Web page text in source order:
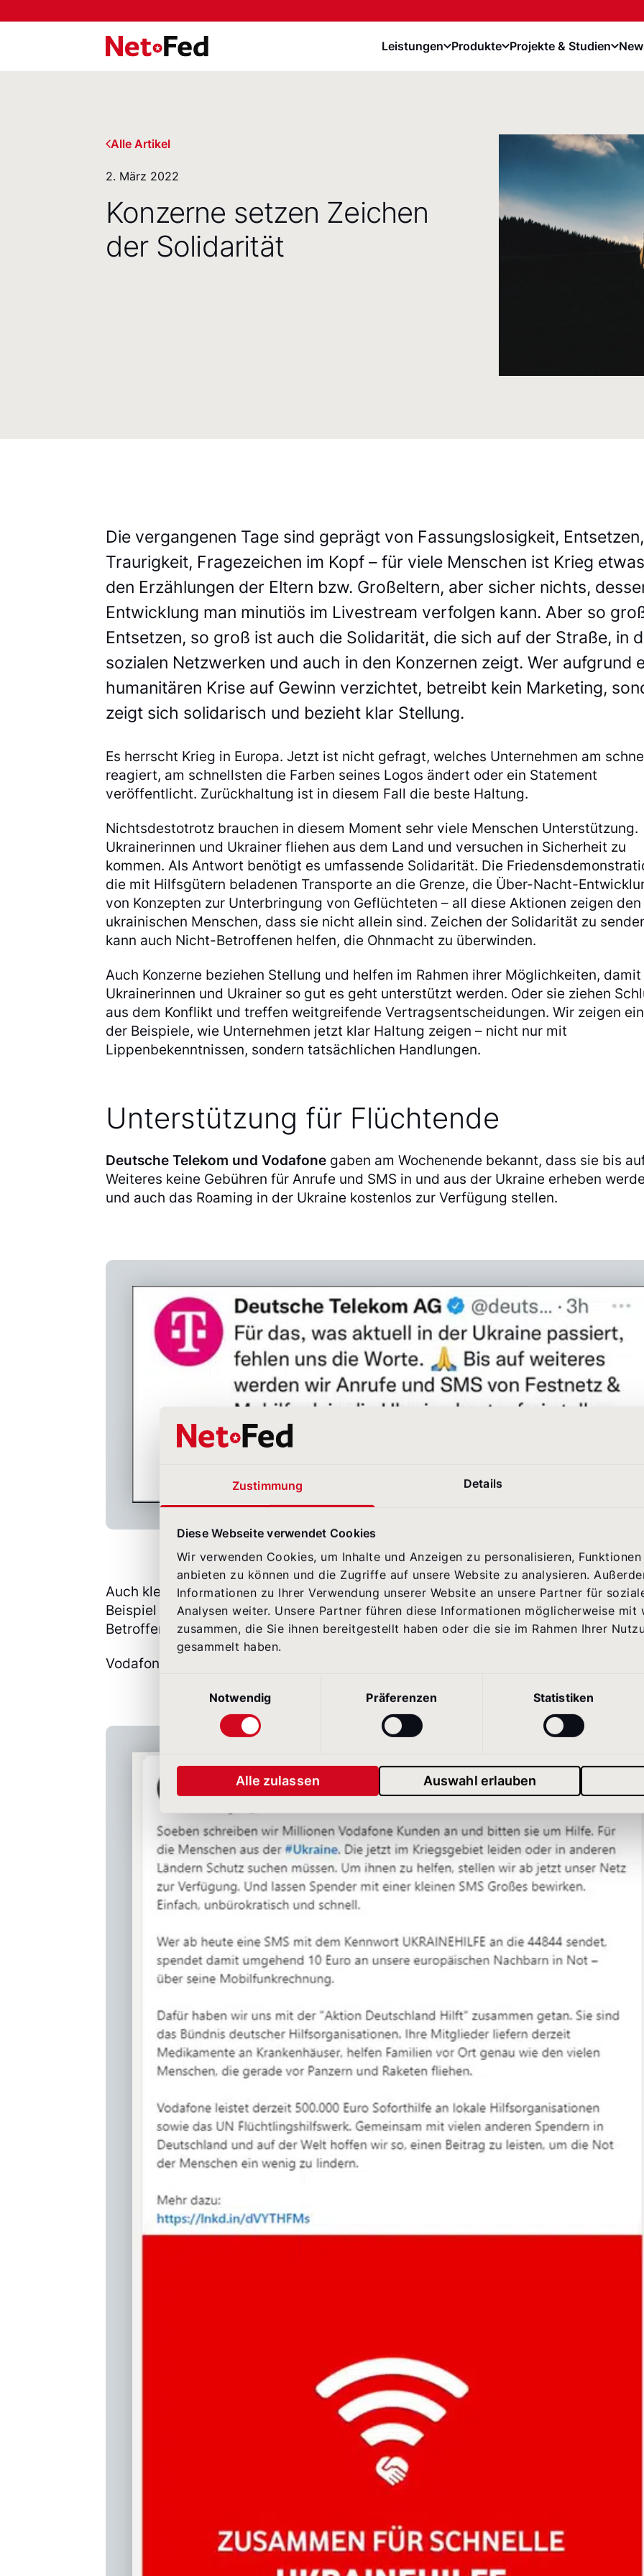
Zustimmung Details
Diese Webseite verwendet Cookies
Wir verwenden Cookies, um Inhalte und Anzeigen zu personalisieren,
anbieten zu können und die Zugriffe auf unsere Website zu analysieren.
Informationen zu Ihrer Verwendung unserer Website an unsere Partner für
Analysen weiter. Unsere Partner führen diese Informationen möglicherweise mit
zusammen, die Sie ihnen bereitgestellt haben oder die sie im Rahmen Ihrer
gesammelt haben.
Notwendig
Präferenzen Statistiken
Auswahl erlauben
Alle zulassen
NetFederation GmbH
Leistungen Produkte Projekte & Studien
Alle Artikel
2. März 2022
Konzerne setzen Zeichen
der Solidarität
Die vergangenen Tage sind geprägt von Fassungslosigkeit, Entsetzen,
Traurigkeit, Fragezeichen im Kopf – für viele Menschen ist Krieg
den Erzählungen der Eltern bzw. Großeltern, aber sicher nichts,
Entwicklung man minutiös im Livestream verfolgen kann. Aber so
Entsetzen, so groß ist auch die Solidarität, die sich auf der Straße, in
sozialen Netzwerken und auch in den Konzernen zeigt. Wer aufgrund
humanitären Krise auf Gewinn verzichtet, betreibt kein Marketing,
zeigt sich solidarisch und bezieht klar Stellung.
Es herrscht Krieg in Europa. Jetzt ist nicht gefragt, welches Unternehmen am
reagiert, am schnellsten die Farben seines Logos ändert oder ein Statement
veröffentlicht. Zurückhaltung ist in diesem Fall die beste Haltung.
Nichtsdestotrotz brauchen in diesem Moment sehr viele Menschen Unterstützung.
Ukrainerinnen und Ukrainer fliehen aus dem Land und versuchen in Sicherheit zu
kommen. Als Antwort benötigt es umfassende Solidarität. Die
die mit Hilfsgütern beladenen Transporte an die Grenze, die Über-Nacht-
von Konzepten zur Unterbringung von Geflüchteten – all diese Aktionen zeigen den
ukrainischen Menschen, dass sie nicht allein sind. Zeichen der Solidarität zu
kann auch Nicht-Betroffenen helfen, die Ohnmacht zu überwinden.
Auch Konzerne beziehen Stellung und helfen im Rahmen ihrer Möglichkeiten, damit
Ukrainerinnen und Ukrainer so gut es geht unterstützt werden. Oder sie ziehen
aus dem Konflikt und treffen weitgreifende Vertragsentscheidungen. Wir zeigen
der Beispiele, wie Unternehmen jetzt klar Haltung zeigen – nicht nur mit
Lippenbekenntnissen, sondern tatsächlichen Handlungen.
Unterstützung für Flüchtende
Deutsche Telekom und Vodafone gaben am Wochenende bekannt, dass sie bis
Weiteres keine Gebühren für Anrufe und SMS in und aus der Ukraine erheben
und auch das Roaming in der Ukraine kostenlos zur Verfügung stellen.
Auch kleinere Telefonanbieter setzen Zeichen der Solidarität und ermöglichen zum
Beispiel leichtes Spenden über SMS oder das Versenden von Telefonguthaben an
Betroffene in der Ukraine.
Vodafone CEO Hannes Ametsreiter äußert sich auf LinkedIn persönlich zur